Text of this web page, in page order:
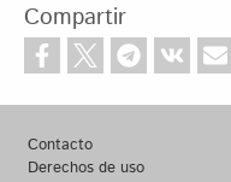
Compartir
Footer
Contacto
Derechos de uso